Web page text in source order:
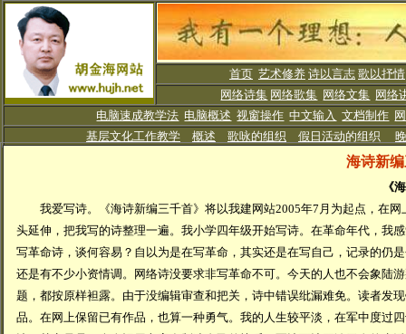
首页 艺术修养 诗以言志 歌以抒情
网络诗集 网络歌集 网络文集 网络
电脑速成教学法 电脑概述 视窗操作 中文输入 文档制作
基层文化工作教学
概述 歌咏的组织 假日活动的组织
海诗新
《
我爱写诗。《海诗新编三千首》将以我建网站2005年7月为起点，在网
头延伸，把我写的诗整理一遍。我小学四年级开始写诗。在革命年代，我
写革命诗，谈何容易？自以为是在写革命，其实还是在写自己，记录的仍
还是有不少小资情调。网络诗没要求非写革命不可。今天的人也不会象陆
题，都按原样袒露。由于没编辑审查和把关，诗中错误纰漏难免。读者发
品。在网上保留已有作品，也算一种勇气。我的人生较平淡，在军中度过